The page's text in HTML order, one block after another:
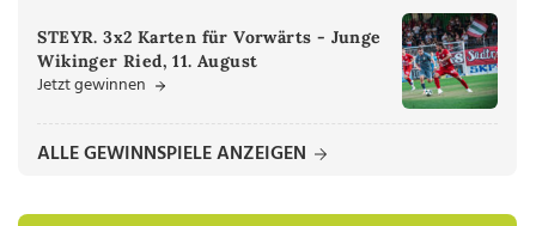
STEYR. 3x2 Karten für Vorwärts - Junge
Wikinger Ried, 11. August
Jetzt gewinnen
ALLE GEWINNSPIELE ANZEIGEN